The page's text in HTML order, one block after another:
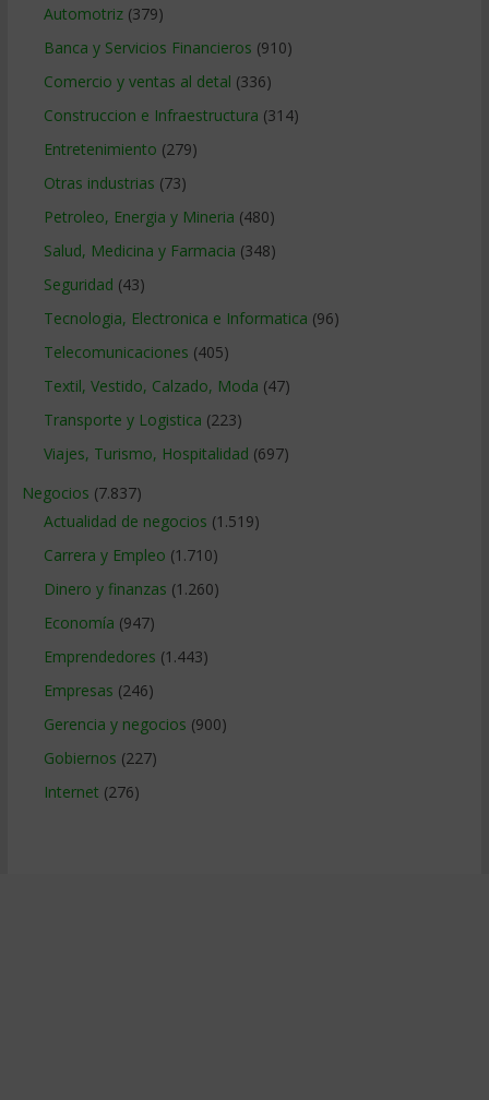
Automotriz(379)
Banca y Servicios Financieros (910)
Comercio y ventas al detal (336)
Construccion e Infraestructura (314)
Entretenimiento (279)
Otras industrias (73)
Petroleo, Energia y Mineria (480)
Salud, Medicina y Farmacia (348)
Seguridad (43)
Tecnologia, Electronica e Informatica (96)
Telecomunicaciones (405)
Textil, Vestido, Calzado, Moda (47)
Transporte y Logistica (223)
Viajes, Turismo, Hospitalidad (697)
Negocios (7.837)
Actualidad de negocios (1.519)
Carrera y Empleo (1.710)
Dinero y finanzas (1.260)
Economía (947)
Emprendedores (1.443)
Empresas (246)
Gerencia y negocios (900)
Gobiernos (227)
Internet (276)